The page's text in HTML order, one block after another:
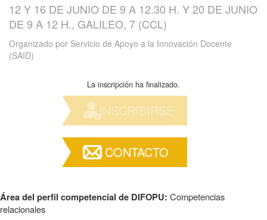
12 Y 16 DE JUNIO DE 9 A 12.30 H. Y 20 DE JUNIO
DE 9 A 12 H., GALILEO, 7 (CCL)
Organizado por Servicio de Apoyo a la Innovación Docente
(SAID)
La inscripción ha finalizado.
INSCRIBIRSE
CONTACTO
Área del perfil competencial de DIFOPU: Competencias
relacionales